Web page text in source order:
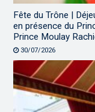
Fête du Trône |
en présence du
Prince Moulay
30/07/2026